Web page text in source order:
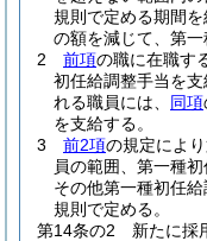
規則で定める期間
の額を減じて、第一
2
前項の職に在職す
初任給調整手当を
れる職員には、 同項
を支給する。
3
前2項の規定によ
員の範囲、第一種
その他第一種初任
規則で定める。
第14条の2
新たに採